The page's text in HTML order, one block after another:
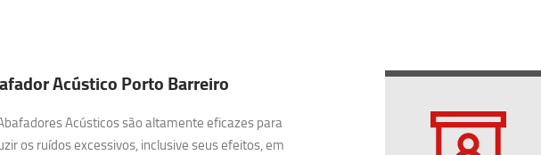
Acústico Porto Barreiro
Acústicos são altamente eficazes para
os ruídos excessivos, inclusive seus efeitos, em